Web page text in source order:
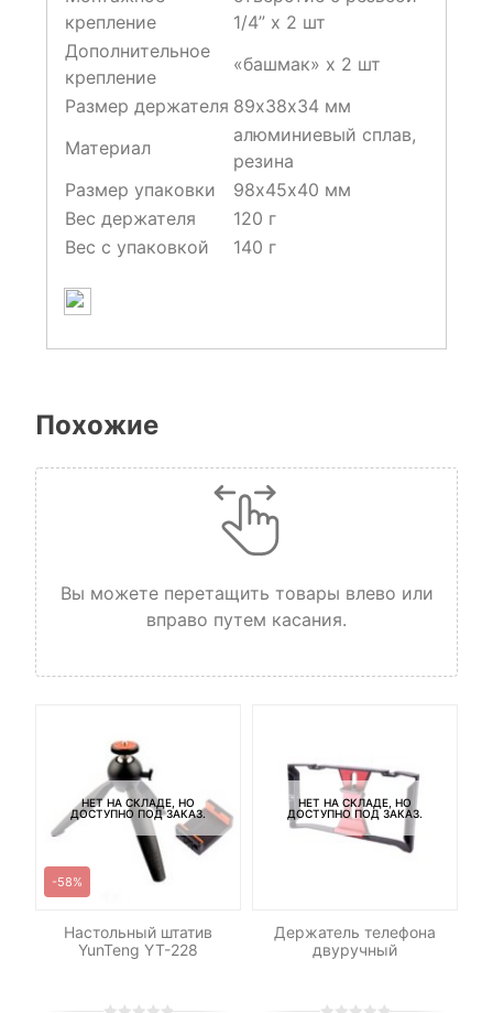
крепление
1/4” х 2 шт
Дополнительное
крепление
«башмак» х 2 шт
Размер держателя 89х38х34 мм
Материал
алюминиевый сплав,
резина
Размер упаковки
98х45х40 мм
Вес держателя
120 г
Вес с упаковкой
140 г
Похожие
Вы можете перетащить товары влево или
вправо путем касания.
НЕТ НА СКЛАДЕ, НО
ДОСТУПНО ПОД ЗАКАЗ.
-58%
Настольный штатив
YunTeng YT-228
НЕТ НА СКЛАДЕ, НО
ДОСТУПНО ПОД ЗАКАЗ.
Держатель телефона
двуручный